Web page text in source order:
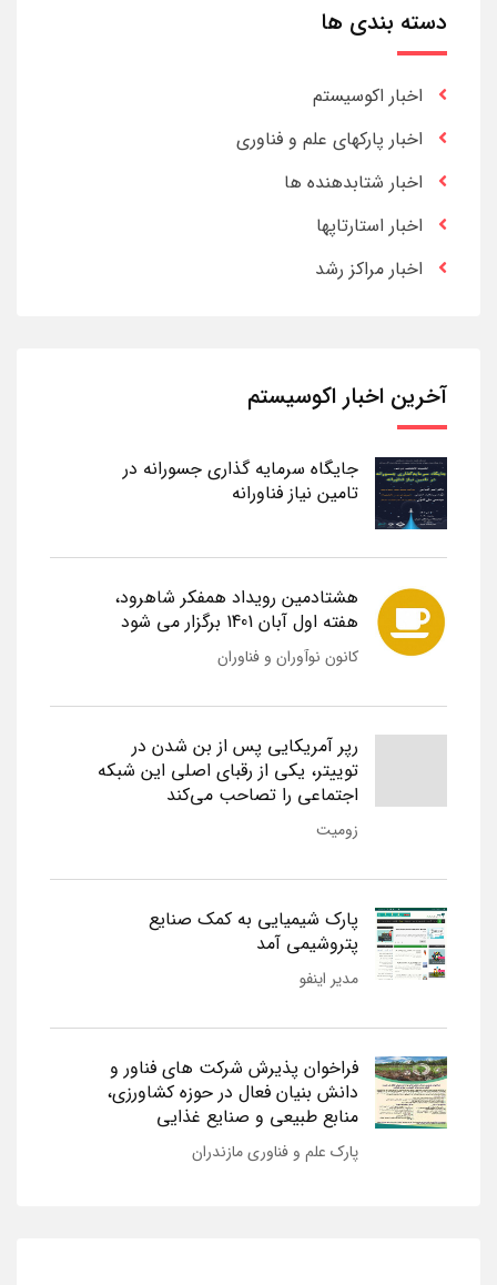
دسته بندی ها
اخبار اکوسیستم
اخبار پارکهای علم و فناوری
اخبار شتابدهنده ها
اخبار استارتاپها
اخبار مراکز رشد
آخرین اخبار اکوسیستم
جایگاه سرمایه گذاری جسورانه در
تامین نیاز فناورانه
هشتادمین رویداد همفکر شاهرود،
هفته اول آبان 1401 برگزار می شود
کانون نوآوران و فناوران
رپر آمریکایی پس از بن شدن در
توییتر، یکی از رقبای اصلی این شبکه
اجتماعی را تصاحب می‌کند
زومیت
پارک شیمیایی به کمک صنایع
پتروشیمی آمد
مدیر اینفو
فراخوان پذیرش شرکت های فناور و
دانش بنیان فعال در حوزه کشاورزی،
منابع طبیعی و صنایع غذایی
پارک علم و فناوری مازندران